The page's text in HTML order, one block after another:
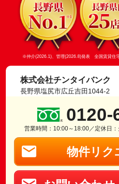
※仲介(2026.1)、管理(2026.8)発表 全国賃貸住
株式会社チンタイバンク
長野県塩尻市広丘吉田1044-2
0120-
営業時間：10:00～18:00／定休日
物件リク